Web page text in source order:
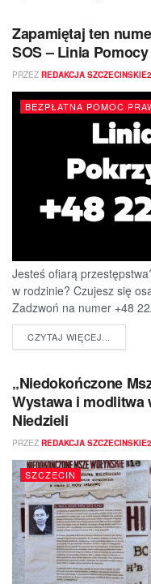
Zapamiętaj ten
SOS – Linia
PRZEZ REDAKCJA
BEZPŁATNA POMOC
Jesteś ofiarą
w rodzinie? Czujesz się
Zadzwoń na numer +48
CZYTAJ WIĘCEJ...
„Niedokończone
Wystawa i modlitwa
Niedzieli
PRZEZ REDAKCJA
SZCZECIN